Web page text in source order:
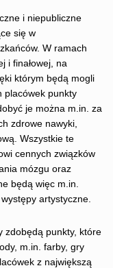
i niepubliczne
się w
W ramach
i finałowej, na
którym będą mogli
placówek punkty
je można m.in. za
zdrowe nawyki,
Wszystkie te
cennych związków
mózgu oraz
będą więc m.in.
artystyczne.
zdobędą punkty, które
m.in. farby, gry
z największą